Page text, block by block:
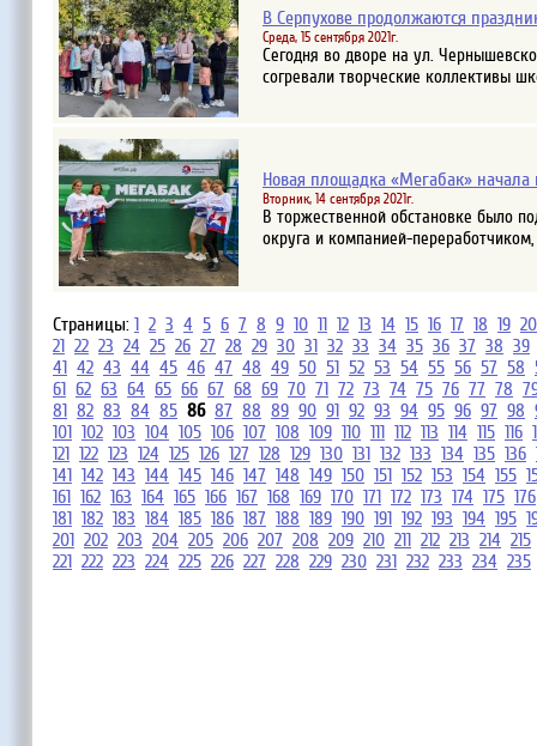
В Серпухове продолжаются
Среда, 15 сентября 2021г.
Сегодня во дворе на ул.
согревали творческие коллективы
Новая площадка «Мегабак»
Вторник, 14 сентября 2021г.
В торжественной обстановке было
округа и компанией-
Страницы: 1 2 3 4 5 6 7 8 9 10 11 12 13 14 15 16 17 18 19 20
21 22 23 24 25 26 27 28 29 30 31 32 33 34 35 36 37 38 39
41 42 43 44 45 46 47 48 49 50 51 52 53 54 55 56 57 58
61 62 63 64 65 66 67 68 69 70 71 72 73 74 75 76 77 78
81 82 83 84 85 86 87 88 89 90 91 92 93 94 95 96 97 98
101 102 103 104 105 106 107 108 109 110 111 112 113 114 115 116
121 122 123 124 125 126 127 128 129 130 131 132 133 134 135 136
141 142 143 144 145 146 147 148 149 150 151 152 153 154 155
161 162 163 164 165 166 167 168 169 170 171 172 173 174 175 176
181 182 183 184 185 186 187 188 189 190 191 192 193 194 195
201 202 203 204 205 206 207 208 209 210 211 212 213 214 215
221 222 223 224 225 226 227 228 229 230 231 232 233 234 235